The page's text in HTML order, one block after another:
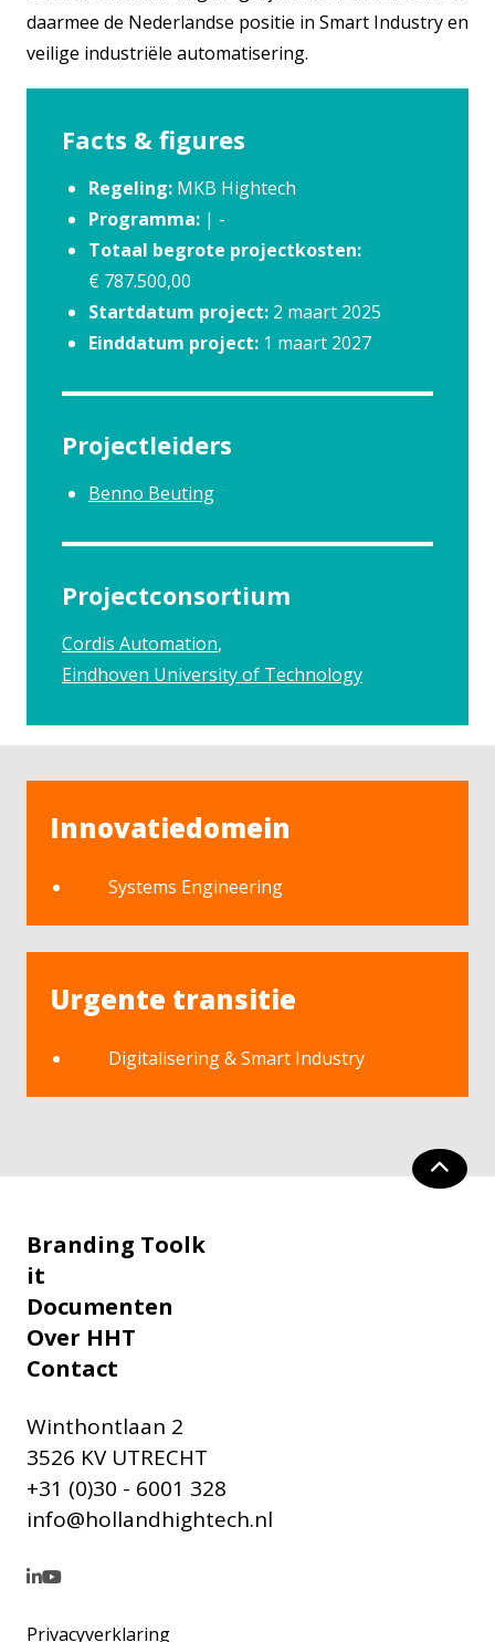
daarmee de Nederlandse positie in Smart Industry en
veilige industriële automatisering.
Facts & figures
Regeling: MKB Hightech
Programma: | -
Totaal begrote projectkosten:
€ 787.500,00
Startdatum project: 2 maart 2025
Einddatum project: 1 maart 2027
Projectleiders
Benno Beuting
Projectconsortium
Cordis Automation
Eindhoven University of Technology
Innovatiedomein
Systems Engineering
Urgente transitie
Digitalisering & Smart Industry
Branding Toolk
it
Documenten
Over HHT
Contact
Winthontlaan 2
3526 KV UTRECHT
+31 (0)30 - 6001 328
info@hollandhightech.nl
Privacyverklaring